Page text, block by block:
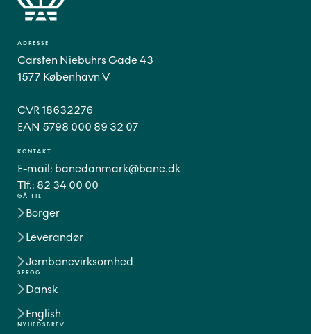
GÅ TIL
Borger
Leverandør
Jernbanevirksomhed
SPROG
Dansk
English
ADRESSE
Carsten Niebuhrs Gade 43
1577 København V
CVR 18632276
EAN 5798 000 89 32 07
KONTAKT
E-mail: banedanmark@bane.dk
Tlf.: 82 34 00 00
NYHEDSBREV